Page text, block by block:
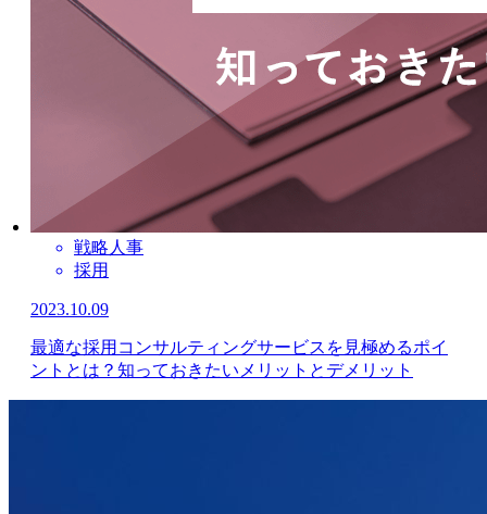
戦略人事
採用
2023.10.09
最適な採用コンサルティングサービスを見極めるポイ
ントとは？知っておきたいメリットとデメリット